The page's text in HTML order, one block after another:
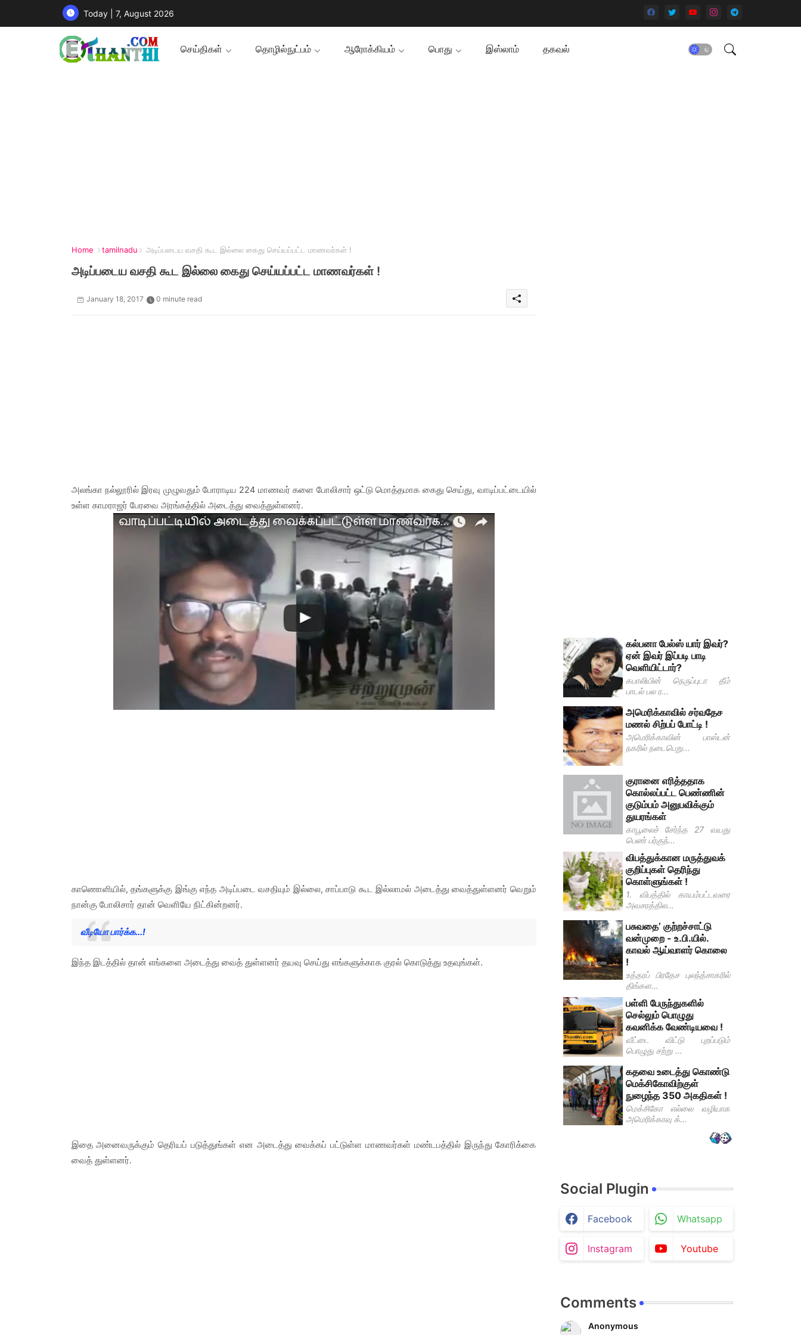
Today | 7, August 2026
செய்திகள் தொழில்நுட்பம் ஆரோக்கியம் பொது இஸ்லாம் தகவல்
Home tamilnadu அடிப்படைய வசதி கூட இல்லை கைது செய்யப்பட்ட மாணவர்கள் !
அடிப்படைய வசதி கூட இல்லை கைது செய்யப்பட்ட மாணவர்கள் !
January 18, 2017 0 minute read
அலங்கா நல்லூரில் இரவு முழுவதும் போராடிய 224 மாணவர் களை போலிசார் ஒட்டு மொத்தமாக கைது செய்து, வாடிப்பட்டையில்
உள்ள காமராஜர் பேரவை அரங்கத்தில் அடைத்து வைத்துள்ளனர்.
காணொளியில், தங்களுக்கு இங்கு எந்த அடிப்படை வசதியும் இல்லை, சாப்பாடு கூட இல்லாமல் அடைத்து வைத்துள்ளனர் வெறும்
நான்கு போலிசார் தான் வெளியே நிட்கின்றனர்.
வீடியோ பார்க்க...!
இந்த இடத்தில் தான் எங்களை அடைத்து வைத் துள்ளனர் தயவு செய்து எங்களுக்காக குரல் கொடுத்து உதவுங்கள்.
இதை அனைவருக்கும் தெரியப் படுத்துங்கள் என அடைத்து வைக்கப் பட்டுள்ள மாணவர்கள் மண்டபத்தில் இருந்து கோரிக்கை
வைத் துள்ளனர்.
கல்பனா பேல்ஸ் யார் இவர்?
ஏன் இவர் இப்படி பாடி
வெளியிட்டார்?
கபாலியின் நெருப்புடா தீம்
பாடல் பல ர...
அமெரிக்காவில் சர்வதேச
மணல் சிற்பப் போட்டி !
அமெரிக்காவின் பாஸ்டன்
நகரில் நடைபெறு...
குரானை எரித்ததாக
கொல்லப்பட்ட பெண்ணின்
குடும்பம் அனுபவிக்கும்
துயரங்கள்
காபூலைச் சேர்ந்த 27 வயது
பெண் பர்குந்...
விபத்துக்கான மருத்துவக்
குறிப்புகள் தெரிந்து
கொள்ளுங்கள் !
1. விபத்தில் காயம்பட்டவரை
அவசரத்தில...
பசுவதை’ குற்றச்சாட்டு
வன்முறை - உ.பி.யில்.
காவல் ஆய்வாளர் கொலை
!
உத்தரப் பிரதேச புலந்த்சாகரில்
திங்கள...
பள்ளி பேருந்துகளில்
செல்லும் பொழுது
கவனிக்க வேண்டியவை !
வீட்டை விட்டு புறப்படும்
பொழுது சற்று ...
கதவை உடைத்து கொண்டு
மெக்சிகோவிற்குள்
நுழைந்த 350 அகதிகள் !
மெக்சிகோ எல்லை வழியாக
அமெரிக்காவு க்...
Social Plugin
Facebook Whatsapp
Instagram Youtube
Comments
Anonymous